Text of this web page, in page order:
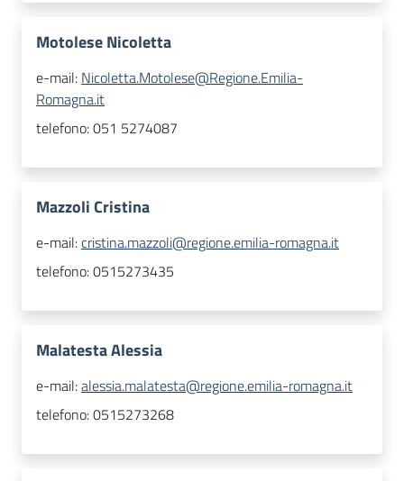
Motolese Nicoletta
e-mail: Nicoletta.Motolese@Regione.Emilia-
Romagna.it
telefono:051 5274087
Mazzoli Cristina
e-mail:cristina.mazzoli@regione.emilia-romagna.it
telefono:0515273435
Malatesta Alessia
e-mail:alessia.malatesta@regione.emilia-romagna.it
telefono:0515273268